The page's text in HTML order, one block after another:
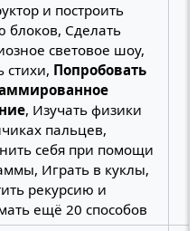
и построить
Сделать
световое шоу,
стихи, Попробовать
, Изучать физики
пальцев,
себя при помощи
Играть в куклы,
рекурсию и
ещё 20 способов